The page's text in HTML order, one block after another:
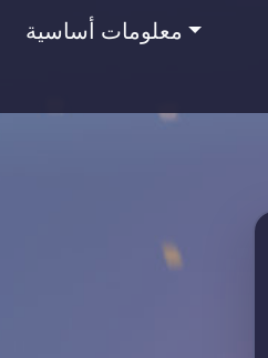
معلومات أساسية